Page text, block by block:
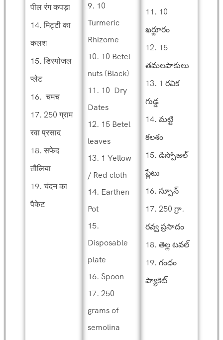
पील रंग कपड़ा
14. मिट्टी का
कलश
15. डिस्पोजल
प्लेट
16. चमच
17. 250 ग्राम
रवा प्रसाद
18. सफेद
तौलिया
19. चंदन का
पैकेट
9. 10
Turmeric
Rhizome
10. 10 Betel
nuts (Black)
11. 10 Dry
Dates
12. 15 Betel
leaves
13. 1 Yellow
/ Red cloth
14. Earthen
Pot
15.
Disposable
plate
16. Spoon
17. 250
grams of
semolina
11. 10
ఖర్జూరం
12. 15
తమలపాకులు
13. 1 రవిక
గుడ్డ
14. మట్టి
కలశం
15. డిస్పోజల్
ప్లేటు
16. స్పూన్
17. 250 గ్రా.
రవ్వ ప్రసాదం
18. తెల్ల టవల్
19. గంధం
ప్యాకెట్